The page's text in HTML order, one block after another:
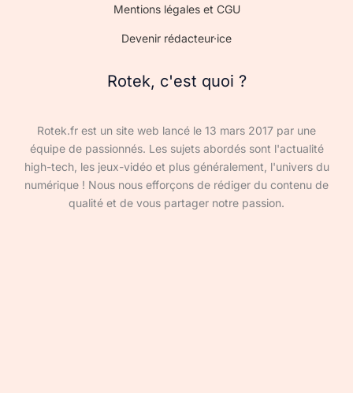
Mentions légales et CGU
Devenir rédacteur·ice
Rotek, c'est quoi ?
Rotek.fr est un site web lancé le 13 mars 2017 par une
équipe de passionnés. Les sujets abordés sont l'actualité
high-tech, les jeux-vidéo et plus généralement, l'univers du
numérique ! Nous nous efforçons de rédiger du contenu de
qualité et de vous partager notre passion.